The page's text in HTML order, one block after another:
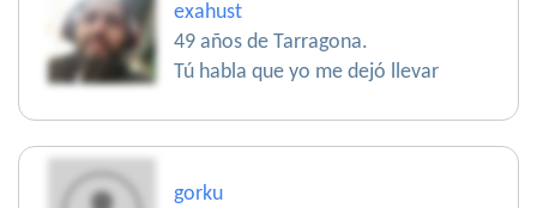
exahust
49 años de Tarragona.
Tú habla que yo me dejó llevar
gorku